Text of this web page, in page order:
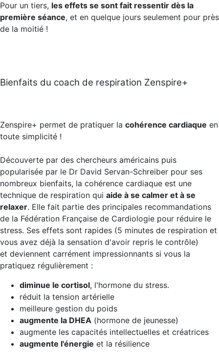
Pour un tiers, les effets se sont fait ressentir dès la
première séance, et en quelque jours seulement pour près
de la moitié !
Bienfaits du coach de respiration Zenspire+
Zenspire+ permet de pratiquer la cohérence cardiaque en
toute simplicité !
Découverte par des chercheurs américains puis
popularisée par le Dr David Servan-Schreiber pour ses
nombreux bienfaits, la cohérence cardiaque est une
technique de respiration qui aide à se calmer et à se
relaxer. Elle fait partie des principales recommandations
de la Fédération Française de Cardiologie pour réduire le
stress. Ses effets sont rapides (5 minutes de respiration et
vous avez déjà la sensation d'avoir repris le contrôle)
et deviennent carrément impressionnants si vous la
pratiquez régulièrement :
diminue le cortisol, l'hormone du stress.
réduit la tension artérielle
meilleure gestion du poids
augmente la DHEA (hormone de jeunesse)
augmente les capacités intellectuelles et créatrices
augmente l'énergie et la résilience